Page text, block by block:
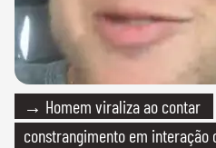
→ Homem viraliza ao contar
constrangimento em interação